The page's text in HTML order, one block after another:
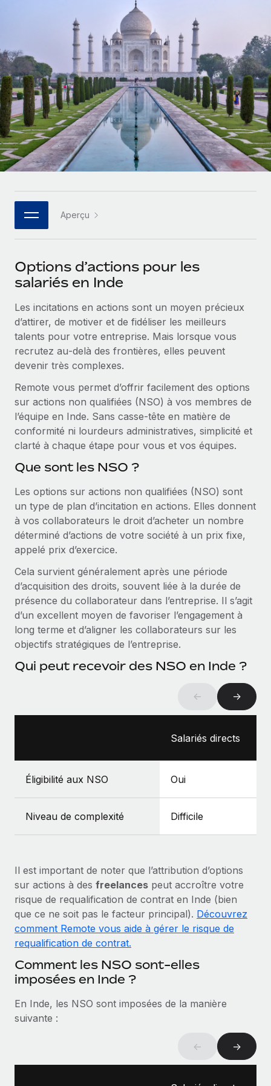
Gestion des freelances
Intégrez et gérez vos freelances partout dans le monde
Sous-traitez les opérations complexes liées à l’emploi
INFRASTRUCTURE
Intégration Remote
Intégrez vos RH aux flux de travail en toute simplicité
Plateforme
Des fonctions RH clés intégrées pour votre équipe
Connectez n'importe quel outil d’IA à Remote grâce à
notre MCP
Rationalisez vos processus avec des outils essentiels
SERVICES
Demandez aux experts
Recevez des conseils d’experts sur les RH à
l’international et la conformité
Contrôles d’antécédents
Simplifiez vos processus de présélection des
candidats
Remote Watchtower
Gardez un temps d’avance sur les risques en
matière de conformité
Gestion des appareils
Achetez et suivez vos équipements informatiques
dans le monde entier
Création d’entité
Établissez des entités rapidement et en toute
Mobilité et déménagement international
Organisez facilement le déménagement de vos
employés
Avantages sociaux
Examinez notre service par rapport aux autres
CROISSANCE
Start-ups
Des solutions agiles et internationales pour les RH et la
paie des entreprises en pleine croissance
Entreprises intermédiaires
Développez vos équipes avec des solutions RH sur
mesure
Entreprise
Les RH à l’international pour les grandes entreprises
Partenaires stratégiques de la tech
Intégrez les RH à l’international de manière flexible
Devenir partenaire
Explorez avec nous vos opportunités de partenariat
Remote Build
Bientôt disponible
Conseil en intégrations et automatisations assistées par
ÉTUDES DE CAS
Comment Weaviate, l'as de l'IA, a développé
ses effectifs de 120 % avec Remote
Weaviate en bref Weaviate crée des infrastructures open
source et AI-first. Sa mission est...
En savoir plus
Intégration Remote x BambooHR : du local à
l’international, le recrutement sans changer de
plateforme
Impact Les clients BambooHR peuvent désormais
embaucher et gérer les employés internationaux...
En savoir plus
Calculateur de paiement des freelances
Découvrez les devises disponibles et les vitesses de
paiement pour vos freelances internationaux
APPRENDRE AVEC REMOTE
Recherche et guides
Études de cas
Checklists et modèles
Descriptions de postes
Événements
Données sur les salaires et les talents
Centre de ressources
Voir toutes les ressources
BLOG
Gestion des freelances
Taxes
Explorer le blog
BLOG
Mises à jour des produits de Remote :
Intégrations Gusto et Xero et Gestion des
freelances Plus
Remote a toujours pour mission d'aider les entreprises de
répartis dans 19 pays grâce à Remote
Phiture, un leader notable du conseil en matière de
croissance mobile internationale, encourage les...
En savoir plus
Français
Deutsch
Español
Italiano
Português (Portugal)
日本語
한국어
Connexion
Aperçu
Options d’actions pour les
salariés en Inde
Les incitations en actions sont un moyen précieux
d’attirer, de motiver et de fidéliser les meilleurs
talents pour votre entreprise. Mais lorsque vous
recrutez au‑delà des frontières, elles peuvent
devenir très complexes.
Remote vous permet d’offrir facilement des options
sur actions non qualifiées (NSO) à vos membres de
l’équipe en Inde. Sans casse‑tête en matière de
conformité ni lourdeurs administratives, simplicité et
clarté à chaque étape pour vous et vos équipes.
Que sont les NSO ?
Les options sur actions non qualifiées (NSO) sont
un type de plan d’incitation en actions. Elles donnent
à vos collaborateurs le droit d’acheter un nombre
déterminé d’actions de votre société à un prix fixe,
appelé prix d’exercice.
Cela survient généralement après une période
d’acquisition des droits, souvent liée à la durée de
présence du collaborateur dans l’entreprise. Il s’agit
d’un excellent moyen de favoriser l’engagement à
long terme et d’aligner les collaborateurs sur les
objectifs stratégiques de l’entreprise.
Qui peut recevoir des NSO en Inde ?
← →
Salariés directs
Éligibilité aux NSO Oui
Niveau de complexité Difficile
Il est important de noter que l’attribution d’options
sur actions à des freelances peut accroître votre
risque de requalification de contrat en Inde (bien
que ce ne soit pas le facteur principal). Découvrez
comment Remote vous aide à gérer le risque de
requalification de contrat.
Comment les NSO sont-elles
imposées en Inde ?
En Inde, les NSO sont imposées de la manière
suivante :
← →